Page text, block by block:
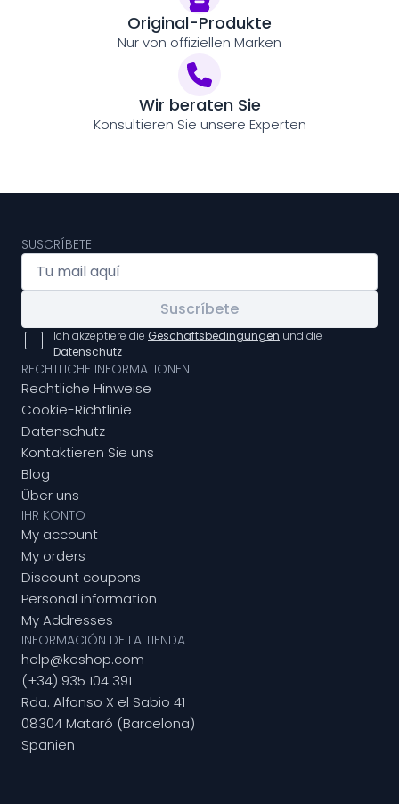
Original-Produkte
Nur von offiziellen Marken
Wir beraten Sie
Konsultieren Sie unsere Experten
SUSCRÍBETE
Suscríbete
Ich akzeptiere die Geschäftsbedingungen und die
Datenschutz
RECHTLICHE INFORMATIONEN
Rechtliche Hinweise
Cookie-Richtlinie
Datenschutz
Kontaktieren Sie uns
Blog
Über uns
IHR KONTO
My account
My orders
Discount coupons
Personal information
My Addresses
INFORMACIÓN DE LA TIENDA
help@keshop.com
(+34) 935 104 391
Rda. Alfonso X el Sabio 41
08304 Mataró (Barcelona)
Spanien